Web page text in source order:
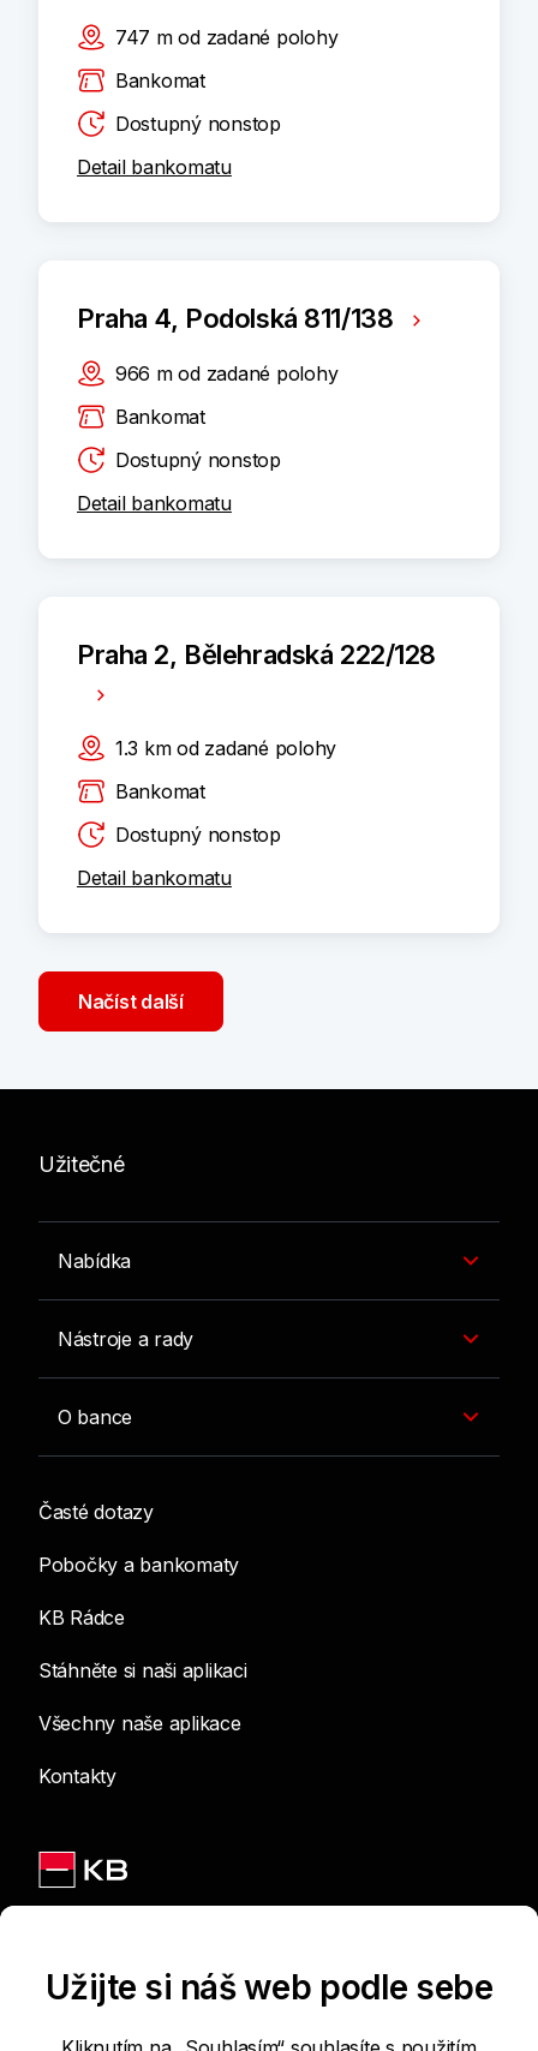
747 m od zadané polohy
Bankomat
Dostupný nonstop
Detail bankomatu
Praha 4, Podolská 811/138
966 m od zadané polohy
Bankomat
Dostupný nonstop
Detail bankomatu
Praha 2, Bělehradská 222/128
1.3 km od zadané polohy
Bankomat
Dostupný nonstop
Detail bankomatu
Načíst další
Užitečné
Nabídka
Nástroje a rady
O bance
Časté dotazy
Pobočky a bankomaty
KB Rádce
Stáhněte si naši aplikaci
Všechny naše aplikace
Kontakty
Užijte si náš web podle sebe